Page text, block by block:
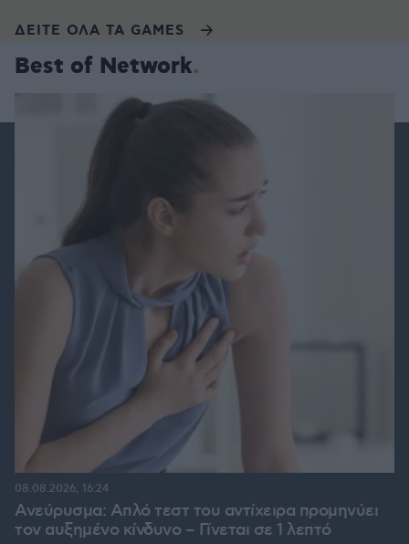
ΔΕΙΤΕ ΟΛΑ ΤΑ GAMES
Best of Network
Ανεύρυσμα: Απλό τεστ του αντίχειρα προμηνύει
τον αυξημένο κίνδυνο – Γίνεται σε 1 λεπτό
08.08.2026, 16:24